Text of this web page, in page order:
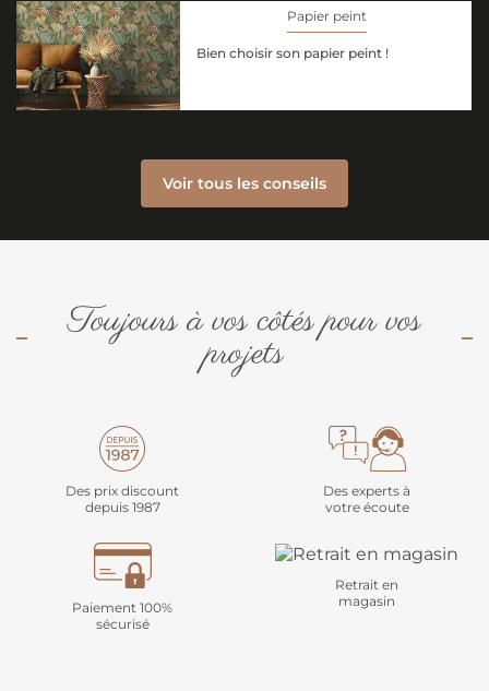
Papier peint
Bien choisir son papier peint !
Voir tous les conseils
Toujours à vos côtés pour vos
projets
Des prix discount
depuis 1987
Des experts à
votre écoute
Paiement 100%
sécurisé
Retrait en
magasin